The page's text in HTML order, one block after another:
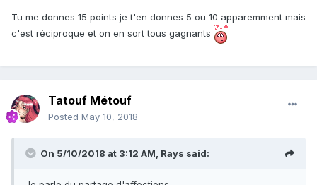
Tu me donnes 15 points je t'en donnes 5 ou 10 apparemment mais
c'est réciproque et on en sort tous gagnants
Tatouf Métouf
Posted May 10, 2018
On 5/10/2018 at 3:12 AM, Rays said: